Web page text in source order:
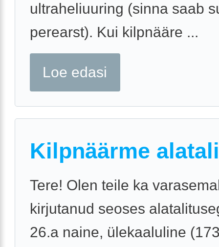
ultraheliuuring (sinna saab
perearst). Kui kilpnääre ...
Loe edasi
Kilpnäärme
Tere! Olen teile ka
kirjutanud seoses
26.a naine, ülekaaluline